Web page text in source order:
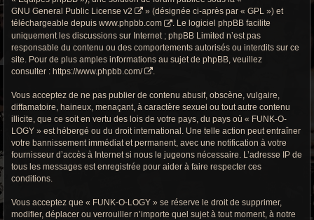
GNU General Public License v2
» (désignée ci-après par « GPL ») et
téléchargeable depuis www.phpbb.com
. Le logiciel phpBB facilite
uniquement les discussions sur Internet ; phpBB Limited n’est pas
responsable du contenu ou des comportements autorisés ou interdits sur ce
site. Pour de plus amples informations au sujet de phpBB, veuillez
consulter : https://www.phpbb.com/
Vous acceptez de ne pas publier de contenu abusif, obscène, vulgaire,
diffamatoire, haineux, menaçant, à caractère sexuel ou tout autre contenu
illicite, que ce soit en vertu des lois de votre pays, du pays où « FUNK-O-
LOGY » est hébergé ou du droit international. Une telle action peut entraîner
votre bannissement immédiat et permanent, avec une notification à votre
fournisseur d’accès à Internet si nous le jugeons nécessaire. L’adresse IP de
tous les messages est enregistrée pour aider à faire respecter ces
conditions.
Vous acceptez que « FUNK-O-LOGY » se réserve le droit de supprimer,
modifier, déplacer ou verrouiller n’importe quel sujet à tout moment, à notre